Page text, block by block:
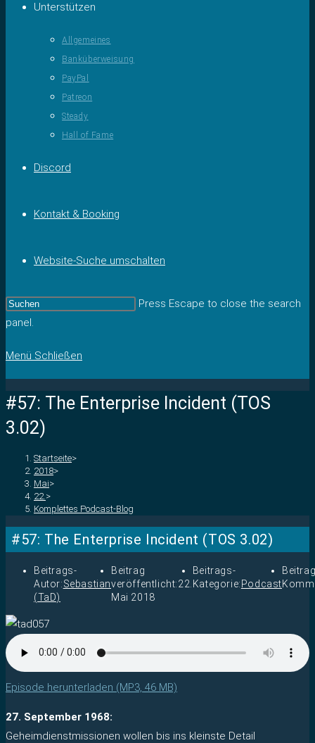
Unterstützen
Allgemeines
Banküberweisung
PayPal
Patreon
Steady
Hall of Fame
Discord
Kontakt & Booking
Website-Suche umschalten
Press Escape to close the search
panel.
Menü Schließen
#57: The Enterprise Incident (TOS
3.02)
Startseite>
2018>
Mai>
22. >
Komplettes Podcast-Blog
#57: The Enterprise Incident (TOS 3.02)
Beitrags-
Autor:Sebastian
(TaD)
Beitrag
veröffentlicht:22.
Mai 2018
Beitrags-
Kategorie: Podcast
Episode herunterladen (MP3, 46 MB)
27. September 1968:
Geheimdienstmissionen wollen bis ins kleinste Detail